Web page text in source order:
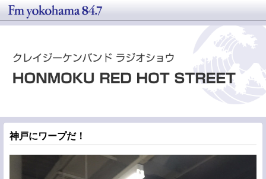
神戸にワープだ！